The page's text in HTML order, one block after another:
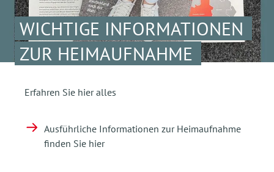
WICHTIGE INFORMATIONEN
ZUR HEIMAUFNAHME
Erfahren Sie hier alles
Ausführliche Informationen zur Heimaufnahme
finden Sie hier